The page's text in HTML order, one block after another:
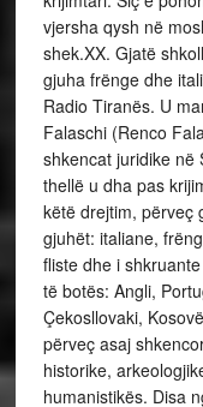
vjersha qysh në
shek.XX. Gjatë
gjuha frënge dhe
Radio Tiranës. U
Falaschi (Renco
shkencat juridike në
thellë u dha pas
këtë drejtim, përveç
gjuhët: italiane,
fliste dhe i
të botës: Angli,
Çekosllovaki,
përveç asaj
historike,
humanistikës. Disa